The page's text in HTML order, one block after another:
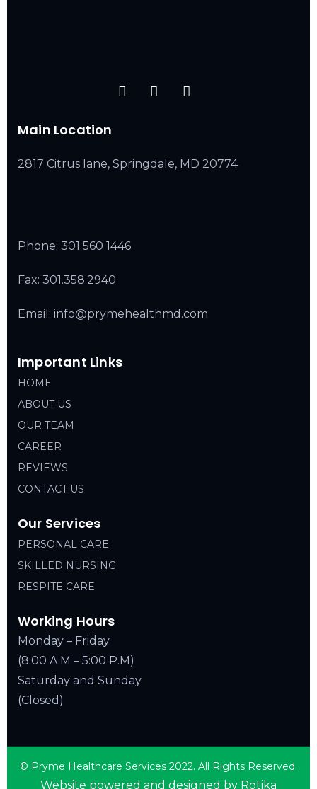
Main Location
2817 Citrus lane, Springdale, MD 20774
Phone: 301 560 1446
Fax: 301.358.2940
Email: info@prymehealthmd.com
Important Links
HOME
ABOUT US
OUR TEAM
CAREER
REVIEWS
CONTACT US
Our Services
PERSONAL CARE
SKILLED NURSING
RESPITE CARE
Working Hours
Monday – Friday
(8:00 A.M – 5:00 P.M)
Saturday and Sunday
(Closed)
© Pryme Healthcare Services 2022. All Rights Reserved.
Website powered and designed by Rotika